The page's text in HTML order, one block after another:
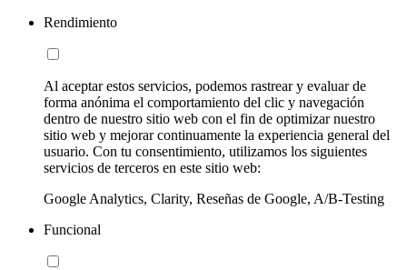
Rendimiento
Al aceptar estos servicios, podemos rastrear y evaluar de
forma anónima el comportamiento del clic y navegación
dentro de nuestro sitio web con el fin de optimizar nuestro
sitio web y mejorar continuamente la experiencia general del
usuario. Con tu consentimiento, utilizamos los siguientes
servicios de terceros en este sitio web:
Google Analytics, Clarity, Reseñas de Google, A/B-Testing
Funcional